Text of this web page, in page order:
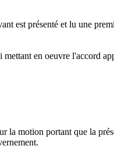
est présenté et lu une
en oeuvre l'accord
la motion portant que la